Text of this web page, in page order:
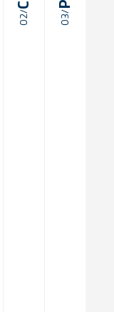
02/ 03/